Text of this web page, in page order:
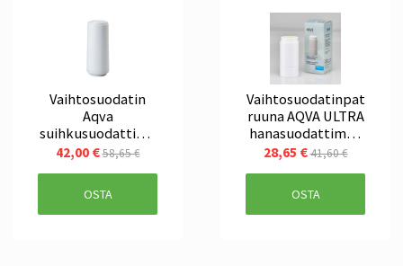
Vaihtosuodatin
Aqva
suihkusuodattime
en AQ004V
42,00 €58,65 €
OSTA
Vaihtosuodatinpat
ruuna AQVA ULTRA
hanasuodattimell
e
28,65 €41,60 €
OSTA